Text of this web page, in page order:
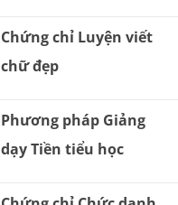
Chứng chỉ Luyện viết
chữ đẹp
Phương pháp Giảng
dạy Tiền tiểu học